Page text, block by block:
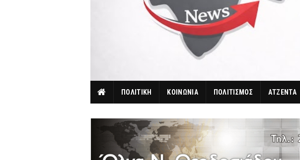
ΠΟΛΙΤΙΚΗ ΚΟΙΝΩΝΙΑ ΠΟΛΙΤΙΣΜΟΣ ΑΤΖΕΝΤΑ